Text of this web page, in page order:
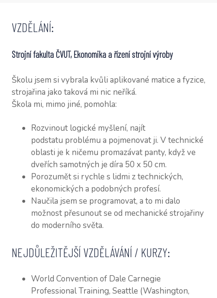
VZDĚLÁNÍ:
Strojní fakulta ČVUT, Ekonomika a řízení strojní výroby
Školu jsem si vybrala kvůli aplikované matice a fyzice,
strojařina jako taková mi nic neříká.
Škola mi, mimo jiné, pomohla:
Rozvinout logické myšlení, najít
podstatu problému a pojmenovat ji. V technické
oblasti je k ničemu promazávat panty, když ve
dveřích samotných je díra 50 x 50 cm.
Porozumět si rychle s lidmi z technických,
ekonomických a podobných profesí.
Naučila jsem se programovat, a to mi dalo
možnost přesunout se od mechanické strojařiny
do moderního světa.
NEJDŮLEŽITĚJŠÍ VZDĚLÁVÁNÍ / KURZY:
World Convention of Dale Carnegie
Professional Training, Seattle (Washington,